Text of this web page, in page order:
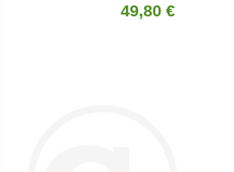
49,80 €